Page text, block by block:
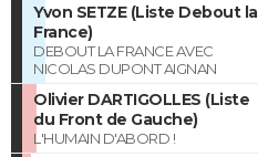
Yvon SETZE (Liste Debout la
France)
DEBOUT LA FRANCE AVEC
NICOLAS DUPONT AIGNAN
Olivier DARTIGOLLES (Liste
du Front de Gauche)
L'HUMAIN D'ABORD !